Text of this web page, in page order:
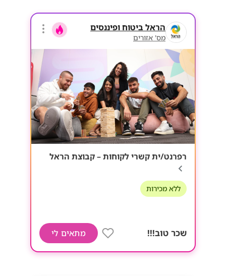
הראל ביטוח ופיננסים
מס' אזורים
רפרנט/ית קשרי לקוחות – קבוצת הראל
ללא מכירות
שכר טוב!!! מתאים לי